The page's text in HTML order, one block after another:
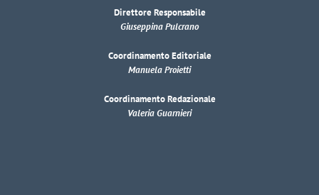
Direttore Responsabile
Giuseppina Pulcrano
Coordinamento Editoriale
Manuela Proietti
Coordinamento Redazionale
Valeria Guarnieri